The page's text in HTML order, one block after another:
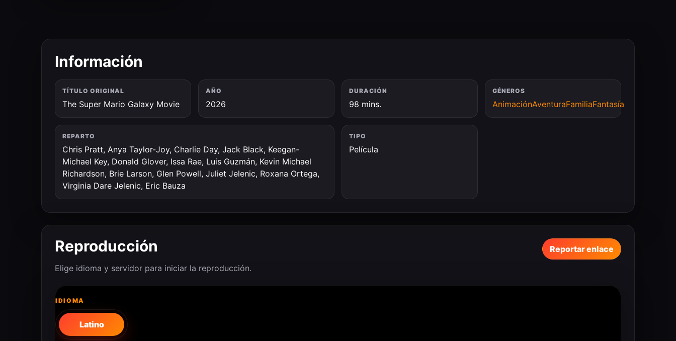
Información
TÍTULO ORIGINAL
The Super Mario Galaxy Movie
AÑO
2026
DURACIÓN
98 mins.
GÉNEROS
AnimaciónAventuraFamiliaFantasía
REPARTO
Chris Pratt, Anya Taylor-Joy, Charlie Day, Jack Black, Keegan-
Michael Key, Donald Glover, Issa Rae, Luis Guzmán, Kevin Michael
Richardson, Brie Larson, Glen Powell, Juliet Jelenic, Roxana Ortega,
Virginia Dare Jelenic, Eric Bauza
TIPO
Película
Reproducción
Elige idioma y servidor para iniciar la reproducción.
Reportar enlace
IDIOMA
Latino